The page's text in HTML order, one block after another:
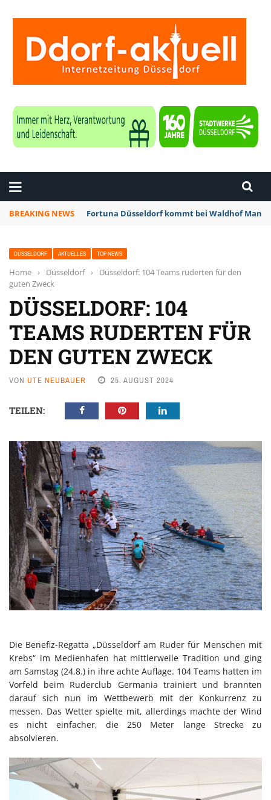
BREAKING NEWS Düsseldorf: Vollsperrung der Bergischen
DÜSSELDORF AKTUELLES TOP NEWS
Home › Düsseldorf ›
Düsseldorf: 104 Teams ruderten für den
guten Zweck
DÜSSELDORF: 104
TEAMS RUDERTEN FÜR
DEN GUTEN ZWECK
VON UTE NEUBAUER 25. AUGUST 2024
TEILEN:
Die Benefiz-Regatta „Düsseldorf am Ruder für Menschen mit
Krebs“ im Medienhafen hat mittlerweile Tradition und ging
am Samstag (24.8.) in ihre achte Auflage. 104 Teams hatten im
Vorfeld beim Ruderclub Germania trainiert und brannten
darauf sich nun im Wettbewerb mit der Konkurrenz zu
messen. Das Wetter spielte mit, allerdings machte der Wind
es nicht einfacher, die 250 Meter lange Strecke zu
absolvieren.